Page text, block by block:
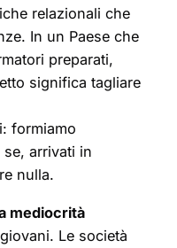
relazionali che
In un Paese che
preparati,
significa tagliare
formiamo
arrivati in
nulla.
mediocrità
Le società